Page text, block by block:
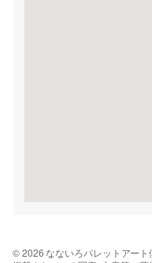
© 2026 なないろパレットアート